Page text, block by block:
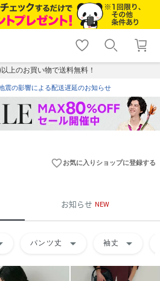
shopping_cart lock_outline
ログイン
上のお買い物で送料無料！
震の影響による配送遅延のお知らせ
favorite_borderお気に入りショップに登録する
お知らせ NEW
パンツ丈 arrow_drop_down 袖丈 arrow_drop_down